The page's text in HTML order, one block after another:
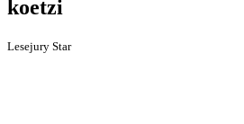
koetzi
Lesejury Star